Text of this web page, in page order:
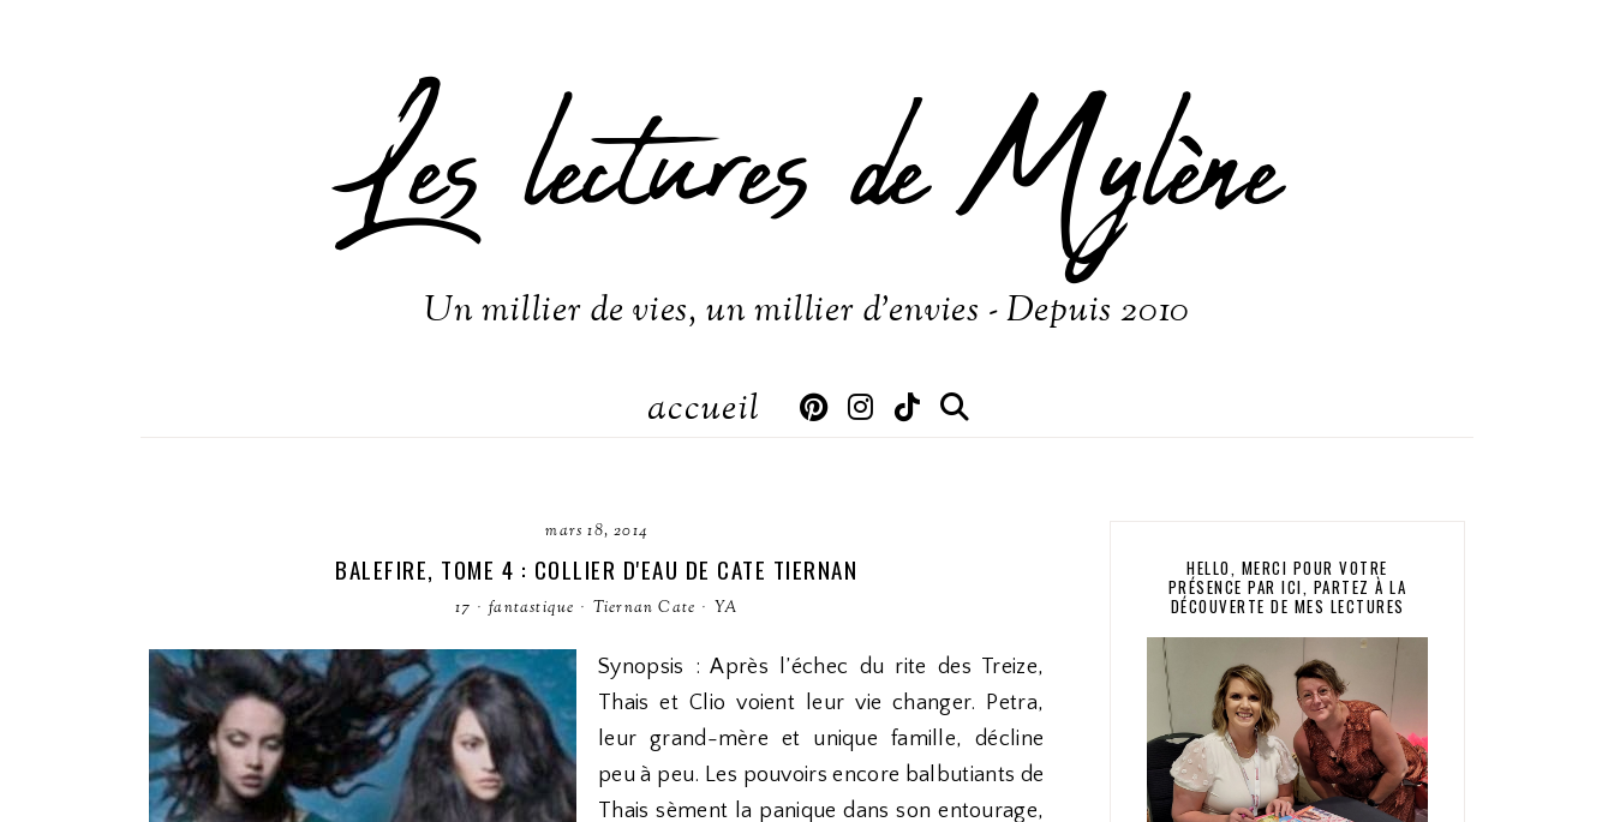
Les lectures de Mylène
Un millier de vies, un millier d'envies - Depuis 2010
accueil
mars 18, 2014
BALEFIRE, TOME 4 : COLLIER D'EAU DE CATE TIERNAN
17 · fantastique · Tiernan Cate · YA
Synopsis : Après l’échec du rite des Treize,
Thais et Clio voient leur vie changer. Petra,
leur grand-mère et unique famille, décline
peu à peu. Les pouvoirs encore balbutiants de
Thais sèment la panique dans son entourage,
HELLO, MERCI POUR VOTRE
PRÉSENCE PAR ICI, PARTEZ À LA
DÉCOUVERTE DE MES LECTURES